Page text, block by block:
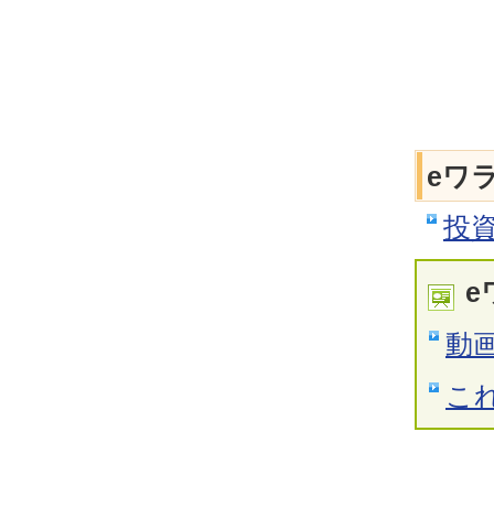
eワ
投
e
動
こ